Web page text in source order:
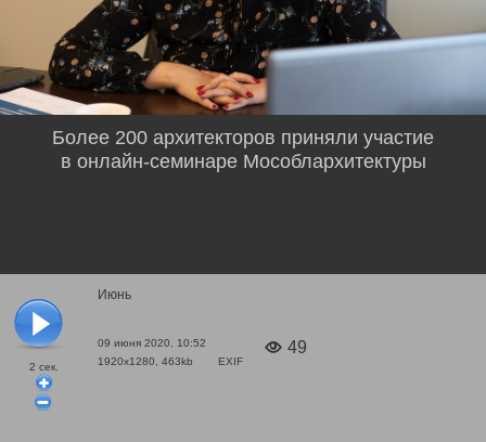
2 сек.
Июнь
09 июня 2020, 10:52
1920x1280, 463kb
EXIF
49
Более 200 архитекторов приняли участие
в онлайн-семинаре Мособлархитектуры